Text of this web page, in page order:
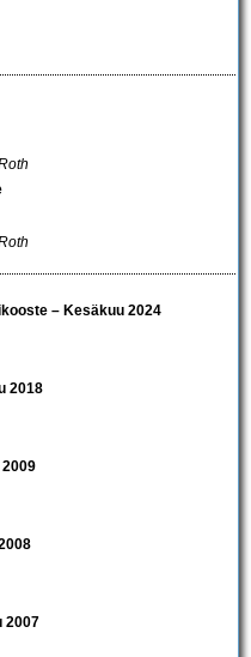
– Kesäkuu 2024
2018
2009
2007